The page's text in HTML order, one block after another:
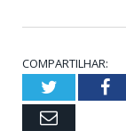
COMPARTILHAR:
Twitter
Email